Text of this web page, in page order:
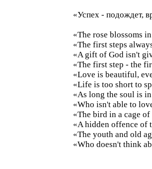
«Успех - подождет,
«The rose blossoms
«The first steps
«A gift of God isn't
«The first step - the
«Love is beautiful,
«Life is too short to
«As long the soul is
«Who isn't able to
«The bird in a cage
«A hidden offence of
«The youth and old
«Who doesn't think